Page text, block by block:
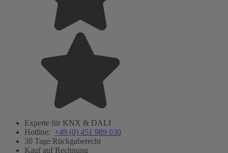
Experte für KNX & DALI
Hotline: +49 (0) 451 989 030
30 Tage Rückgaberecht
Kauf auf Rechnung